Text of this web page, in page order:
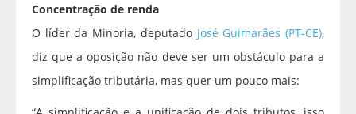
Concentração de renda
O líder da Minoria, deputado José Guimarães (PT-CE),
diz que a oposição não deve ser um obstáculo para a
simplificação tributária, mas quer um pouco mais: